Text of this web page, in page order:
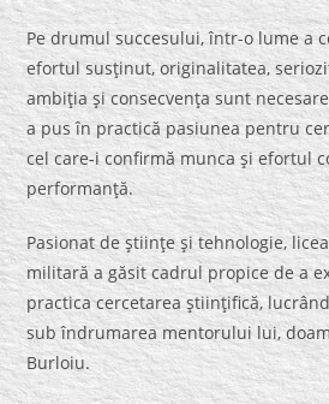
Pe drumul succesului, într-o lume a
efortul susţinut, originalitatea,
ambiţia şi consecvenţa sunt
a pus în practică pasiunea pentru
cel care-i confirmă munca şi efortul
performanţă.
Pasionat de ştiinţe şi tehnologie,
militară a găsit cadrul propice de a
practica cercetarea ştiinţifică,
sub îndrumarea mentorului lui,
Burloiu.